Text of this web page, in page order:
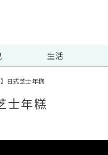
生活
】日式芝士年糕
士年糕